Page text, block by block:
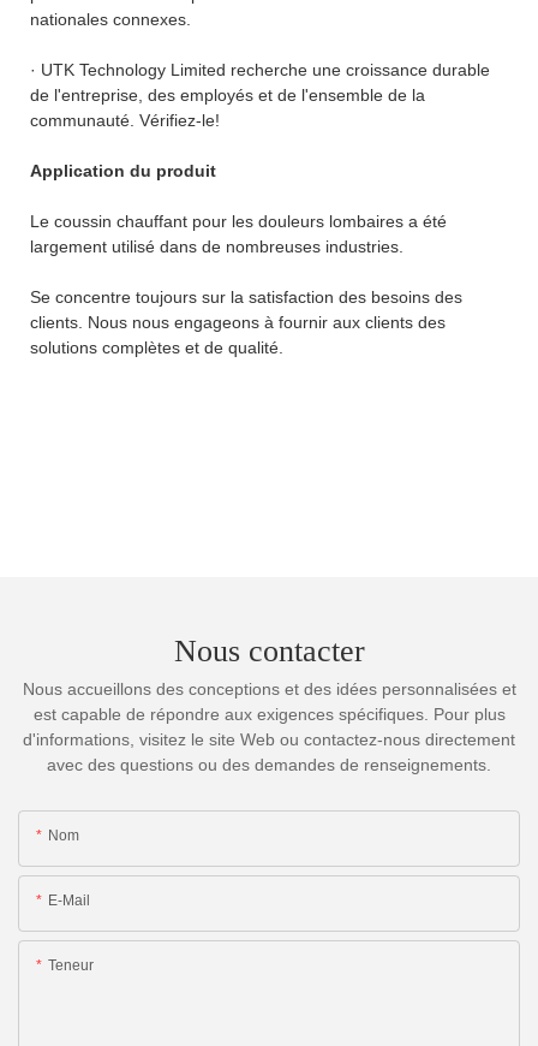
nationales connexes.
· UTK Technology Limited recherche une croissance durable
de l'entreprise, des employés et de l'ensemble de la
communauté. Vérifiez-le!
Application du produit
Le coussin chauffant pour les douleurs lombaires a été
largement utilisé dans de nombreuses industries.
Se concentre toujours sur la satisfaction des besoins des
clients. Nous nous engageons à fournir aux clients des
solutions complètes et de qualité.
Nous contacter
Nous accueillons des conceptions et des idées personnalisées et
est capable de répondre aux exigences spécifiques. Pour plus
d'informations, visitez le site Web ou contactez-nous directement
avec des questions ou des demandes de renseignements.
Nom
E-Mail
Teneur